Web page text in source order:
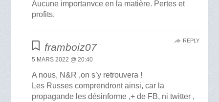
Aucune importanvce en la matière. Pertes et
profits.
framboiz07
5 MARS 2022 @ 20:40
A nous, N&R ,on s’y retrouvera !
Les Russes comprendront ainsi, car la
propagande les désinforme ,+ de FB, ni twitter ,
REPLY